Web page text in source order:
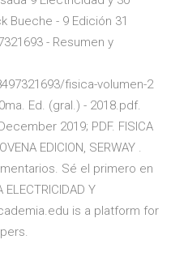
Bueche - 9 Edición 31
- Resumen y
fisica-volumen-2
Ed. (gral.) - 2018.pdf.
2019; PDF. FISICA
EDICION, SERWAY .
Sé el primero en
Y
is a platform for